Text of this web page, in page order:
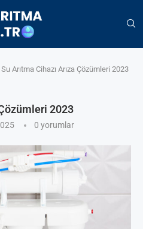
Su Arıtma Cihazı Arıza Çözümleri 2023
2023
0 yorumlar